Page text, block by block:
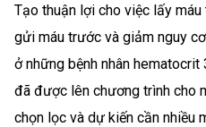
Tạo thuận lợi cho việc lấy
gửi máu trước và giảm nguy
ở những bệnh nhân hematocrit
đã được lên chương trình cho
chọn lọc và dự kiến cần nhiều